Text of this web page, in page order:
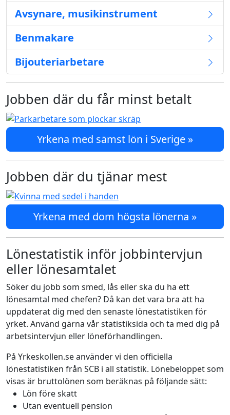
Avsynare, musikinstrument
Benmakare
Bijouteriarbetare
Jobben där du får minst betalt
Yrkena med sämst lön i Sverige »
Jobben där du tjänar mest
Yrkena med dom högsta lönerna »
Lönestatistik inför jobbintervjun
eller lönesamtalet
Söker du jobb som smed, lås eller ska du ha ett
lönesamtal med chefen? Då kan det vara bra att ha
uppdaterat dig med den senaste lönestatistiken för
yrket. Använd gärna vår statistiksida och ta med dig på
arbetsintervjun eller löneförhandlingen.
På Yrkeskollen.se använder vi den officiella
lönestatistiken från SCB i all statistik. Lönebeloppet som
visas är bruttolönen som beräknas på följande sätt:
Lön före skatt
Utan eventuell pension